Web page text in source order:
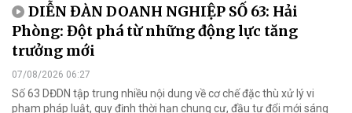
DIỄN ĐÀN DOANH NGHIỆP SỐ 63: Hải
Phòng: Đột phá từ những động lực tăng
trưởng mới
07/08/2026 06:27
Số 63 DĐDN tập trung nhiều nội dung về cơ chế đặc thù xử lý vi
phạm pháp luật, quy định thời hạn chung cư, đầu tư đổi mới sáng